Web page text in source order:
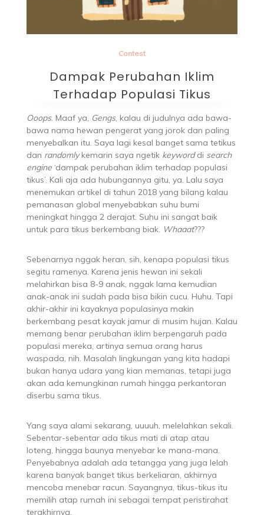
Contest
Dampak Perubahan Iklim
Terhadap Populasi Tikus
Ooops. Maaf ya, Gengs, kalau di judulnya ada bawa-
bawa nama hewan pengerat yang jorok dan paling
menyebalkan itu. Saya lagi kesal banget sama tetikus
dan randomlykemarin saya ngetik keyworddi search
engine‘dampak perubahan iklim terhadap populasi
tikus’. Kali aja ada hubungannya gitu, ya. Lalu saya
menemukan artikel di tahun 2018 yang bilang kalau
pemanasan global menyebabkan suhu bumi
meningkat hingga 2 derajat. Suhu ini sangat baik
untuk para tikus berkembang biak. Whaaat???
Sebenarnya nggak heran, sih, kenapa populasi tikus
segitu ramenya. Karena jenis hewan ini sekali
melahirkan bisa 8-9 anak, nggak lama kemudian
anak-anak ini sudah pada bisa bikin cucu. Huhu. Tapi
akhir-akhir ini kayaknya populasinya makin
berkembang pesat kayak jamur di musim hujan. Kalau
memang benar perubahan iklim berpengaruh pada
populasi mereka, artinya semua orang harus
waspada, nih. Masalah lingkungan yang kita hadapi
bukan hanya udara yang kian memanas, tetapi juga
akan ada kemungkinan rumah hingga perkantoran
diserbu sama tikus.
Yang saya alami sekarang, uuuuh, melelahkan sekali.
Sebentar-sebentar ada tikus mati di atap atau
loteng, hingga baunya menyebar ke mana-mana.
Penyebabnya adalah ada tetangga yang juga lelah
karena banyak banget tikus berkeliaran, akhirnya
mencoba menebar racun. Sayangnya, tikus-tikus itu
memilih atap rumah ini sebagai tempat peristirahat
terakhirnya.